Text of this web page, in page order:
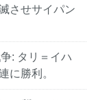
させサイパン
: タリ＝イハ
に勝利。